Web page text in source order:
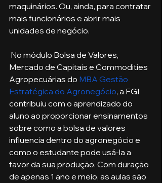
maquinários. Ou, ainda, para contratar
mais funcionários e abrir mais
unidades de negócio.
Mercado de Capitais e Commodities
Agropecuárias do MBA Gestão
Estratégica do Agronegócio, a FGI
contribuiu com o aprendizado do
aluno ao proporcionar ensinamentos
sobre como a bolsa de valores
influencia dentro do agronegócio e
como o estudante pode usá-la a
favor da sua produção. Com duração
de apenas 1 ano e meio, as aulas são